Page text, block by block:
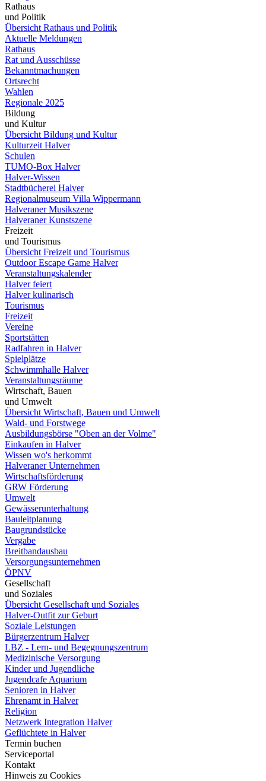
Rathaus
und Politik
Übersicht Rathaus und Politik
Aktuelle Meldungen
Rathaus
Rat und Ausschüsse
Bekanntmachungen
Ortsrecht
Wahlen
Regionale 2025
Bildung
und Kultur
Übersicht Bildung und Kultur
Kulturzeit Halver
Schulen
TUMO-Box Halver
Halver-Wissen
Stadtbücherei Halver
Regionalmuseum Villa Wippermann
Halveraner Musikszene
Halveraner Kunstszene
Freizeit
und Tourismus
Übersicht Freizeit und Tourismus
Outdoor Escape Game Halver
Veranstaltungskalender
Halver feiert
Halver kulinarisch
Tourismus
Freizeit
Vereine
Sportstätten
Radfahren in Halver
Spielplätze
Schwimmhalle Halver
Veranstaltungsräume
Wirtschaft, Bauen
und Umwelt
Übersicht Wirtschaft, Bauen und Umwelt
Wald- und Forstwege
Ausbildungsbörse "Oben an der Volme"
Einkaufen in Halver
Wissen wo's herkommt
Halveraner Unternehmen
Wirtschaftsförderung
GRW Förderung
Umwelt
Gewässerunterhaltung
Bauleitplanung
Baugrundstücke
Vergabe
Breitbandausbau
Versorgungsunternehmen
ÖPNV
Gesellschaft
und Soziales
Übersicht Gesellschaft und Soziales
Halver-Outfit zur Geburt
Soziale Leistungen
Bürgerzentrum Halver
LBZ - Lern- und Begegnungszentrum
Medizinische Versorgung
Kinder und Jugendliche
Jugendcafe Aquarium
Senioren in Halver
Ehrenamt in Halver
Religion
Netzwerk Integration Halver
Geflüchtete in Halver
Termin buchen
Serviceportal
Kontakt
Hinweis zu Cookies